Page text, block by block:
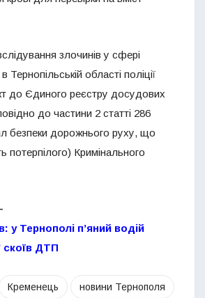
злочинів у сфері
області поліції
до Єдиного реєстру досудових
до частини 2 статті 286
безпеки дорожнього руху, що
потерпілого) Кримінального
у Тернополі п’яний водій
скоїв ДТП
Кременець новини Тернополя